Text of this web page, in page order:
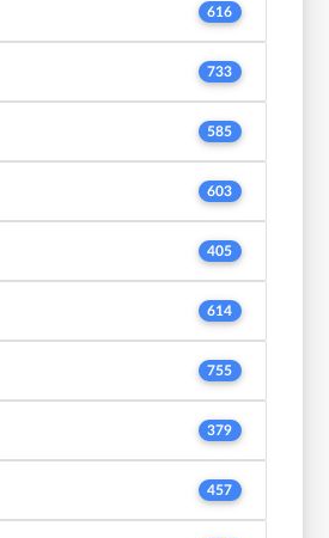
616
733
585
603
405
614
755
379
457